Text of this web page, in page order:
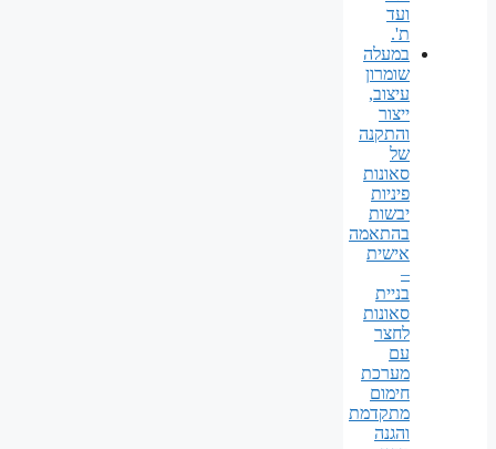
ועד
ת'.
במעלה
שומרון
עיצוב,
ייצור
והתקנה
של
סאונות
פיניות
יבשות
בהתאמה
אישית
–
בניית
סאונות
לחצר
עם
מערכת
חימום
מתקדמת
והגנה